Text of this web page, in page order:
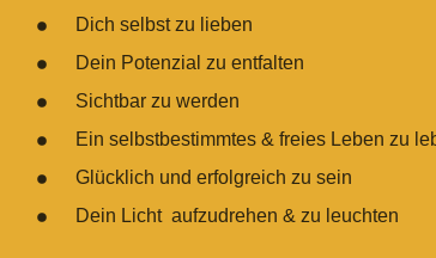
Dich selbst zu lieben
Dein Potenzial zu entfalten
Sichtbar zu werden
Ein selbstbestimmtes & freies Leben zu
Glücklich und erfolgreich zu sein
Dein Licht aufzudrehen & zu leuchten